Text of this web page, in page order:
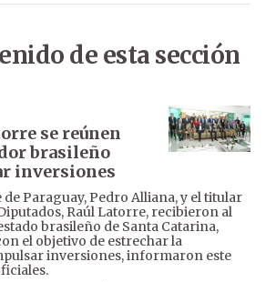
de esta sección
se reúnen
brasileño
inversiones
Paraguay, Pedro Alliana, y el titular
Raúl Latorre, recibieron al
brasileño de Santa Catarina,
el objetivo de estrechar la
inversiones, informaron este